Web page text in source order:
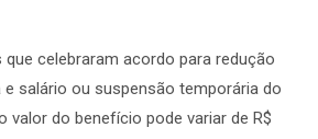
celebraram acordo para redução
salário ou suspensão temporária do
valor do benefício pode variar de R$